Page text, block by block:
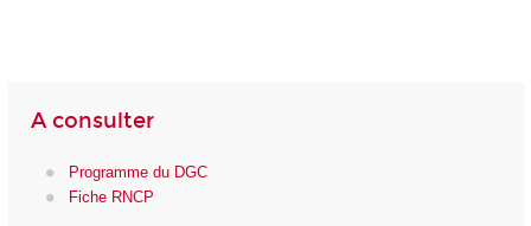
A consulter
Programme du DGC
Fiche RNCP